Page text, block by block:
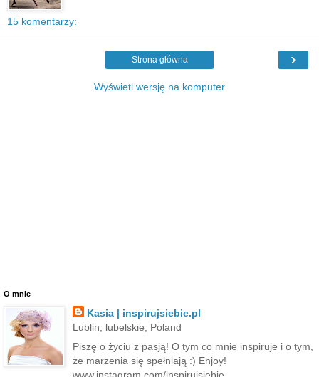
15 komentarzy:
›
Strona główna
Wyświetl wersję na komputer
O mnie
Kasia | inspirujsiebie.pl
Lublin, lubelskie, Poland
Piszę o życiu z pasją! O tym co mnie inspiruje i o tym,
że marzenia się spełniają :) Enjoy!